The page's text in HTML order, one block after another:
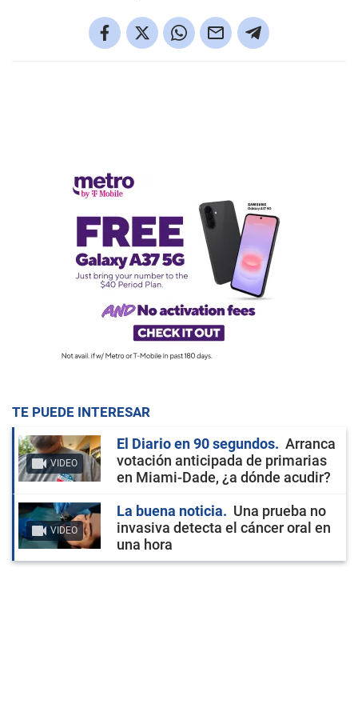
TE PUEDE INTERESAR
VIDEO
El Diario en 90 segundos
Arranca
votación anticipada de primarias
en Miami-Dade, ¿a dónde acudir?
VIDEO
La buena noticia
Una prueba no
invasiva detecta el cáncer oral en
una hora